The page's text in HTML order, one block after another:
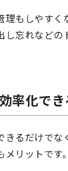
理もしやすく
し忘れなどの
率化でき
きるだけでな
リットです。